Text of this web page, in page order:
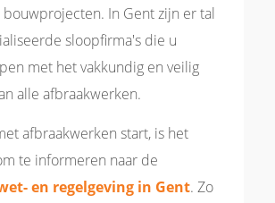
bouwprojecten. In Gent zijn er tal
sloopfirma's die u
met het vakkundig en veilig
alle afbraakwerken.
afbraakwerken start, is het
te informeren naar de
en regelgeving in Gent. Zo